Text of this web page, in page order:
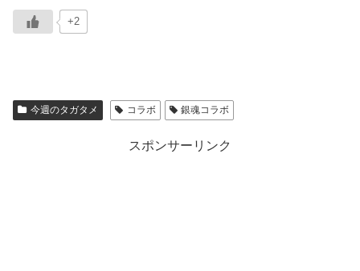
+2
今週のタガタメ コラボ 銀魂コラボ
スポンサーリンク